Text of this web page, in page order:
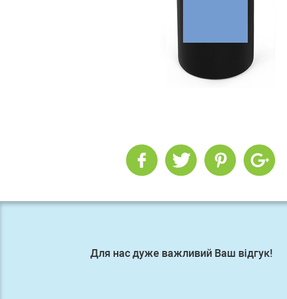
Для нас дуже важливий Ваш відгук!